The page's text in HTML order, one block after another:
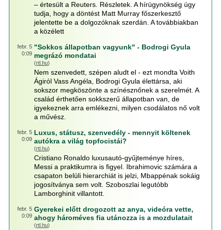
– értesült a Reuters. Részletek. A hírügynökség úgy
tudja, hogy a döntést Matt Murray főszerkesztő
jelentette be a dolgozóknak szerdán. A továbbiakban
a közélett
febr. 5
0:09
"Sokkos állapotban vagyunk" - Bodrogi Gyula
megrázó mondatai
(rtl.hu)
Nem szenvedett, szépen aludt el - ezt mondta Voith
Ágiról Vass Angéla, Bodrogi Gyula élettársa, aki
sokszor megköszönte a színésznőnek a szerelmét. A
család érthetően sokkszerű állapotban van, de
igyekeznek arra emlékezni, milyen csodálatos nő volt
a művész.
febr. 5
0:09
Luxus, státusz, szenvedély - mennyit költenek
autókra a világ topfocistái?
(rtl.hu)
Cristiano Ronaldo luxusautó-gyűjteménye híres,
Messi a praktikumra is figyel. Ibrahimovic számára a
csapaton belüli hierarchiát is jelzi, Mbappénak sokáig
jogosítványa sem volt. Szoboszlai legutóbb
Lamborghinit villantott.
febr. 5
0:09
Gyerekei előtt drogozott az anya, videóra vette,
ahogy hároméves fia utánozza is a mozdulatait
(rtl.hu)